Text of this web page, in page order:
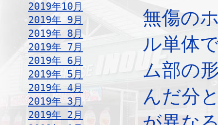
2019年10月
2019年 9月
2019年 8月
2019年 7月
2019年 6月
2019年 5月
2019年 4月
2019年 3月
2019年 2月
無傷の
ル単体
ム部の
んだ分